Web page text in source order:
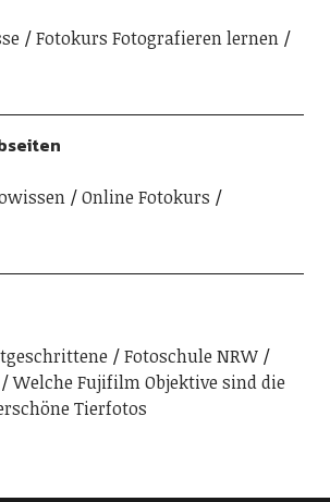
Fotokurs Fotografieren lernen
Online Fotokurs
Fotoschule NRW
Welche Fujifilm Objektive sind die
Tierfotos